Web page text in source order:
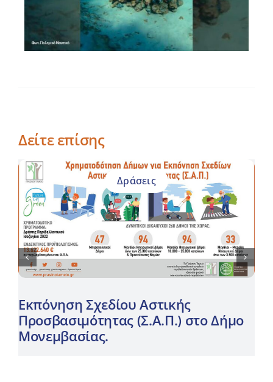
Δείτε επίσης
Δράσεις
Εκπόνηση Σχεδίου Αστικής
Προσβασιμότητας (Σ.Α.Π.) στο Δήμο
Μονεμβασίας.